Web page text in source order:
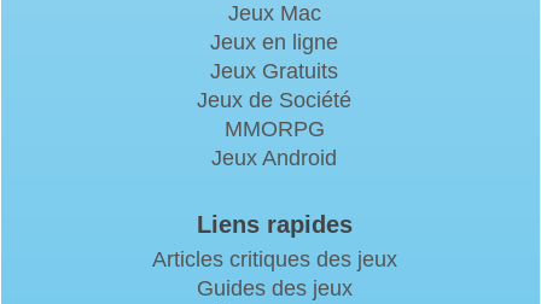
Jeux Mac
Jeux en ligne
Jeux Gratuits
Jeux de Société
MMORPG
Jeux Android
Liens rapides
Articles critiques des jeux
Guides des jeux